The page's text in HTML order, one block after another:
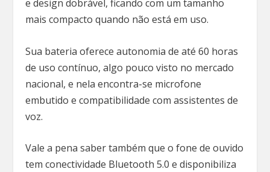
e design dobrável, ficando com um tamanho
mais compacto quando não está em uso.
Sua bateria oferece autonomia de até 60 horas
de uso contínuo, algo pouco visto no mercado
nacional, e nela encontra-se microfone
embutido e compatibilidade com assistentes de
voz.
Vale a pena saber também que o fone de ouvido
tem conectividade Bluetooth 5.0 e disponibiliza